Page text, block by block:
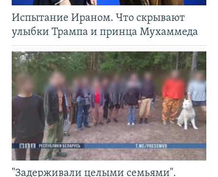
Испытание Ираном. Что скрывают
улыбки Трампа и принца Мухаммеда
"Задерживали целыми семьями".